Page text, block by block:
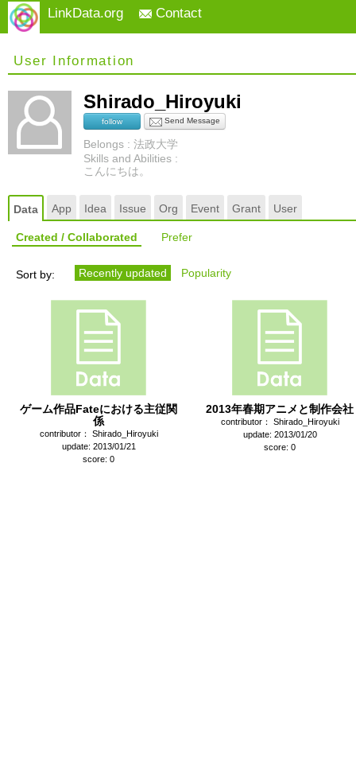
LinkData.org Contact
User Information
Shirado_Hiroyuki
follow Send Message
Belongs : 法政大学
Skills and Abilities :
こんにちは。
Data App Idea Issue Org Event Grant User
Created / Collaborated Prefer
Sort by: Recently updated Popularity
ゲーム作品Fateにおける主従関
係
contributor： Shirado_Hiroyuki
update: 2013/01/21
score: 0
2013年春期アニメと制作会社
contributor： Shirado_Hiroyuki
update: 2013/01/20
score: 0